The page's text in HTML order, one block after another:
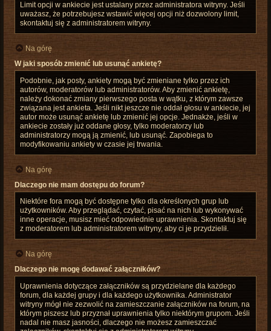
Limit opcji w ankiecie jest ustalany przez administratora witryny. Jeśli
uważasz, że potrzebujesz wstawić więcej opcji niż dozwolony limit,
skontaktuj się z administratorem witryny.
Na górę
W jaki sposób zmienić lub usunąć ankietę?
Podobnie, jak posty, ankiety mogą być zmieniane tylko przez ich
autorów, moderatorów lub administratorów. Aby zmienić ankietę,
należy dokonać zmiany pierwszego posta w wątku, z którym zawsze
związana jest ankieta. Jeśli nikt jeszcze nie oddał głosu w ankiecie, jej
autor może usunąć ankietę lub zmienić jej opcje. Jednakże, jeśli w
ankiecie zostały już oddane głosy, tylko moderatorzy lub
administratorzy mogą ją zmienić, lub usunąć. Zapobiega to
modyfikowaniu ankiety w czasie jej trwania.
Na górę
Dlaczego nie mam dostępu do forum?
Niektóre fora mogą być dostępne tylko dla określonych grup lub
użytkowników. Aby przeglądać, czytać, pisać na nich lub wykonywać
inne operacje, musisz mieć odpowiednie uprawnienia. Skontaktuj się
z moderatorem lub administratorem witryny, aby ci je przydzielił.
Na górę
Dlaczego nie mogę dodawać załączników?
Uprawnienia dotyczące załączników są przydzielane dla każdego
forum, dla każdej grupy i dla każdego użytkownika. Administrator
witryny mógł nie zezwolić na zamieszczanie załączników na forum, na
którym piszesz lub przyznał uprawnienia tylko niektórym grupom. Jeśli
nadal nie masz jasności, dlaczego nie możesz zamieszczać